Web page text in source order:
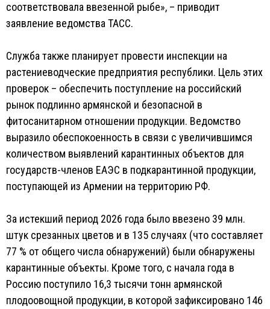
соответствовала ввезенной рыбе», – приводит
заявление ведомства ТАСС.
Служба также планирует провести инспекции на
растениеводческие предприятия республики. Цель этих
проверок – обеспечить поступление на российский
рынок подлинно армянской и безопасной в
фитосанитарном отношении продукции. Ведомство
выразило обеспокоенность в связи с увеличившимся
количеством выявлений карантинных объектов для
государств-членов ЕАЭС в подкарантинной продукции,
поступающей из Армении на территорию РФ.
За истекший период 2026 года было ввезено 39 млн.
штук срезанных цветов и в 135 случаях (что составляет
77 % от общего числа обнаружений) были обнаружены
карантинные объекты. Кроме того, с начала года в
Россию поступило 16,3 тысячи тонн армянской
плодоовощной продукции, в которой зафиксировано 146